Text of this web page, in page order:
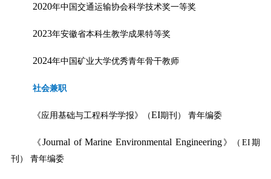
2020年中国交通运输协会科学技术奖一等奖
2023年安徽省本科生教学成果特等奖
2024年中国矿业大学优秀青年骨干教师
社会兼职
《应用基础与工程科学学报》（EI期刊） 青年编委
《 Journal of Marine Environmental Engineering》（EI 期
刊） 青年编委